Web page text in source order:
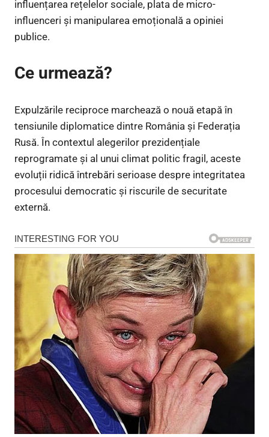
influențarea rețelelor sociale, plata de micro-
influenceri și manipularea emoțională a opiniei
publice.
Ce urmează?
Expulzările reciproce marchează o nouă etapă în
tensiunile diplomatice dintre România și Federația
Rusă. În contextul alegerilor prezidențiale
reprogramate și al unui climat politic fragil, aceste
evoluții ridică întrebări serioase despre integritatea
procesului democratic și riscurile de securitate
externă.